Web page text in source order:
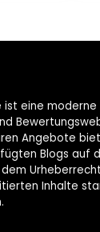
eine
Angebote
Blogs auf
Inhalte